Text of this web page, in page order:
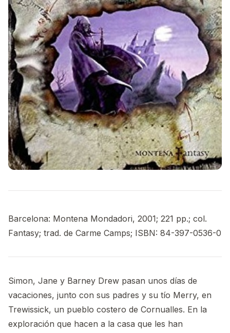
Barcelona: Montena Mondadori, 2001; 221 pp.; col.
Fantasy; trad. de Carme Camps; ISBN: 84-397-0536-0
Simon, Jane y Barney Drew pasan unos días de
vacaciones, junto con sus padres y su tío Merry, en
Trewissick, un pueblo costero de Cornualles. En la
exploración que hacen a la casa que les han